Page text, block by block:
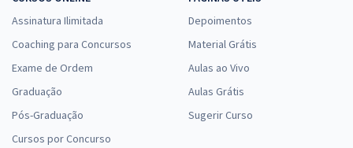
Assinatura Ilimitada
Coaching para Concursos
Exame de Ordem
Graduação
Pós-Graduação
Cursos por Concurso
Depoimentos
Material Grátis
Aulas ao Vivo
Aulas Grátis
Sugerir Curso